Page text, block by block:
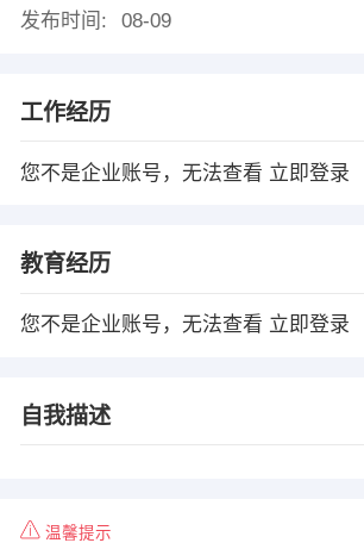
发布时间:
08-09
工作经历
您不是企业账号，无法查看 立即登录
教育经历
您不是企业账号，无法查看 立即登录
自我描述
温馨提示